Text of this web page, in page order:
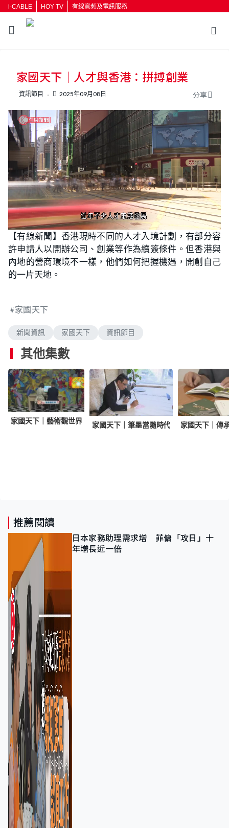
i-CABLE HOY TV 有線寬頻及電訊服務
按輸入鍵開始搜尋
家國天下｜人才與香港：拼搏創業
資訊節目 2025年09月08日 分享
U
n
m
t
e
L
o
a
d
e
d
:
2
【有線新聞】香港現時不同的人才入境計劃，有部分容
許申請人以開辦公司、創業等作為續簽條件。但香港與
內地的營商環境不一樣，他們如何把握機遇，開創自己
的一片天地。
家國天下
新聞資訊 家國天下 資訊節目
其他集數
家國天下｜藝術觀世界 家國天下｜筆墨當隨時代 家國天下｜傳
推薦閱讀
日本家務助理需求增 菲傭「攻日」十
年增長近一倍